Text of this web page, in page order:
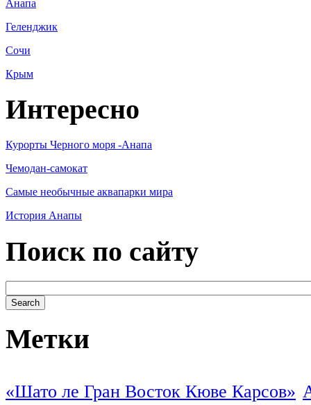
Анапа
Геленджик
Сочи
Крым
Интересно
Курорты Черного моря -Анапа
Чемодан-самокат
Самые необычные аквапарки мира
История Анапы
Поиск по сайту
Метки
«Шато ле Гран Восток Кюве Карсов»